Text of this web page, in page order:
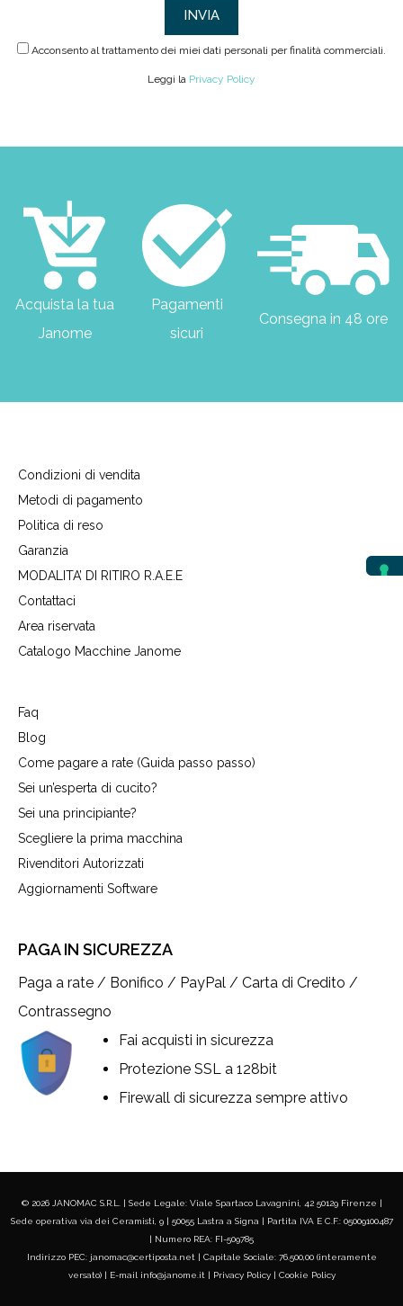
Acconsento al trattamento dei miei dati personali per finalità commerciali.
Leggi la Privacy Policy
Acquista la tua
Janome
Pagamenti
sicuri
Consegna in 48 ore
Condizioni di vendita
Metodi di pagamento
Politica di reso
Garanzia
MODALITA’ DI RITIRO R.A.E.E
Contattaci
Area riservata
Catalogo Macchine Janome
Faq
Blog
Come pagare a rate (Guida passo passo)
Sei un’esperta di cucito?
Sei una principiante?
Scegliere la prima macchina
Rivenditori Autorizzati
Aggiornamenti Software
PAGA IN SICUREZZA
Paga a rate / Bonifico / PayPal / Carta di Credito /
Contrassegno
Fai acquisti in sicurezza
Protezione SSL a 128bit
Firewall di sicurezza sempre attivo
© 2026 JANOMAC S.R.L. | Sede Legale: Viale Spartaco Lavagnini, 42 50129 Firenze |
Sede operativa via dei Ceramisti, 9 | 50055 Lastra a Signa | Partita IVA E C.F.: 05009100487
| Numero REA: FI-509785
Indirizzo PEC: janomac@certiposta.net | Capitale Sociale: 76.500,00 (interamente
versato) | E-mail info@janome.it |
Privacy Policy| Cookie Policy